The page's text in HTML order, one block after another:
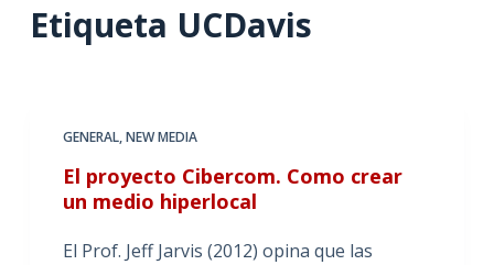
Etiqueta UCDavis
GENERAL,NEW MEDIA
El proyecto Cibercom. Como crear
un medio hiperlocal
El Prof. Jeff Jarvis (2012) opina que las